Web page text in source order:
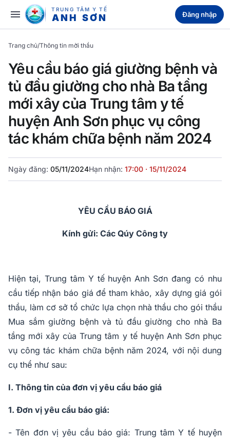
menu TRUNG TÂM Y TẾ
ANH SƠN Đăng nhập
Trang chủ/Thông tin mời thầu
Yêu cầu báo giá giường bệnh và
tủ đầu giường cho nhà Ba tầng
mới xây của Trung tâm y tế
huyện Anh Sơn phục vụ công
tác khám chữa bệnh năm 2024
Ngày đăng: 05/11/2024Hạn nhận: 17:00 · 15/11/2024
YÊU CẦU BÁO GIÁ
Kính gửi: Các Qúy Công ty
Hiện tại, Trung tâm Y tế huyện Anh Sơn đang có nhu
cầu tiếp nhận báo giá để tham khảo, xây dựng giá gói
thầu, làm cơ sở tổ chức lựa chọn nhà thầu cho gói thầu
Mua sắm giường bệnh và tủ đầu giường cho nhà Ba
tầng mới xây của Trung tâm y tế huyện Anh Sơn phục
vụ công tác khám chữa bệnh năm 2024, với nội dung
cụ thể như sau:
I. Thông tin của đơn vị yêu cầu báo giá
1. Đơn vị yêu cầu báo giá:
- Tên đơn vị yêu cầu báo giá: Trung tâm Y tế huyện